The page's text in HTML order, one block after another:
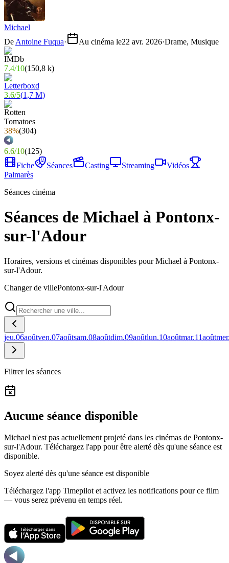
Michael
De Antoine Fuqua· Au cinéma le22 avr. 2026·Drame, Musique
7.4/10(150,8 k)
3.6/5(1,7 M)
38%(304)
6.6/10(125)
Fiche
Séances Casting Streaming
Vidéos
Palmarès
Séances cinéma
Séances de Michael à Pontonx-
sur-l'Adour
Horaires, versions et cinémas disponibles pour Michael à Pontonx-
sur-l'Adour.
Changer de villePontonx-sur-l'Adour
jeu.06aoûtven.07aoûtsam.08aoûtdim.09aoûtlun.10aoûtmar.11août
Filtrer les séances
Aucune séance disponible
Michael n'est pas actuellement projeté dans les cinémas de Pontonx-
sur-l'Adour. Téléchargez l'app pour être alerté dès qu'une séance est
disponible.
Soyez alerté dès qu'une séance est disponible
Téléchargez l'app Timepilot et activez les notifications pour ce film
— vous serez prévenu en temps réel.